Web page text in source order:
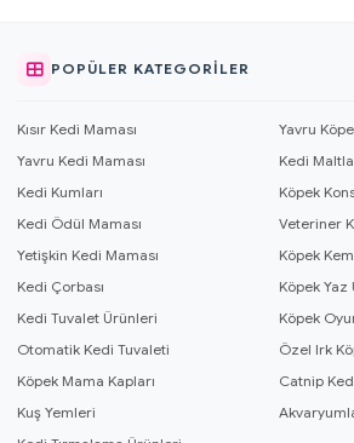
POPÜLER KATEGORILER
Kısır Kedi Maması
Yavru
Yavru Kedi Maması
Kedi
Kedi Kumları
Köpek
Kedi Ödül Maması
Veteriner
Yetişkin Kedi Maması
Köpek
Kedi Çorbası
Köpek Yaz
Kedi Tuvalet Ürünleri
Köpek
Otomatik Kedi Tuvaleti
Özel Irk
Köpek Mama Kapları
Catnip
Kuş Yemleri